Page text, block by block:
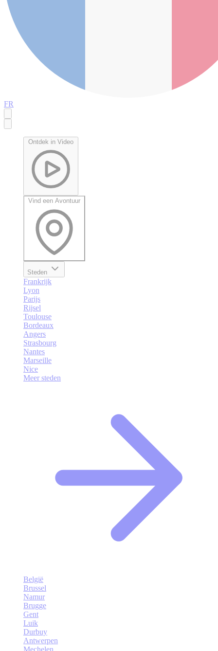
FR
Ontdek in Video
Vind een Avontuur
Steden
Frankrijk
Lyon
Parijs
Rijsel
Toulouse
Bordeaux
Angers
Strasbourg
Nantes
Marseille
Nice
Meer steden
België
Brussel
Namur
Brugge
Gent
Luik
Durbuy
Antwerpen
Mechelen